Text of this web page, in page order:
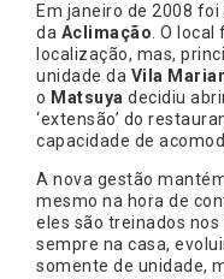
Em janeiro de 2008
da Aclimação. O local
localização, mas,
unidade da Vila
o Matsuya decidiu
‘extensão’ do
capacidade de
A nova gestão
mesmo na hora de
eles são treinados
sempre na casa,
somente de unidade,